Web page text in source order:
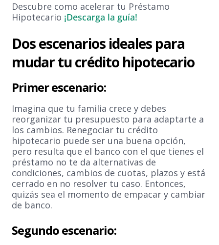
Descubre como acelerar tu Préstamo
Hipotecario ¡Descarga la guía!
Dos escenarios ideales para
mudar tu crédito hipotecario
Primer escenario:
Imagina que tu familia crece y debes
reorganizar tu presupuesto para adaptarte a
los cambios. Renegociar tu crédito
hipotecario puede ser una buena opción,
pero resulta que el banco con el que tienes el
préstamo no te da alternativas de
condiciones, cambios de cuotas, plazos y está
cerrado en no resolver tu caso. Entonces,
quizás sea el momento de empacar y cambiar
de banco.
Segundo escenario: